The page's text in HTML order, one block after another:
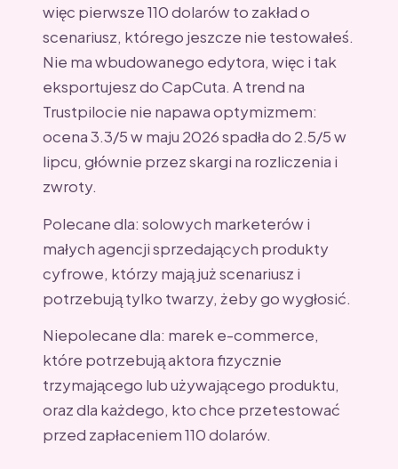
więc pierwsze 110 dolarów to zakład o
scenariusz, którego jeszcze nie testowałeś.
Nie ma wbudowanego edytora, więc i tak
eksportujesz do CapCuta. A trend na
Trustpilocie nie napawa optymizmem:
ocena 3.3/5 w maju 2026 spadła do 2.5/5 w
lipcu, głównie przez skargi na rozliczenia i
zwroty.
Polecane dla: solowych marketerów i
małych agencji sprzedających produkty
cyfrowe, którzy mają już scenariusz i
potrzebują tylko twarzy, żeby go wygłosić.
Niepolecane dla: marek e-commerce,
które potrzebują aktora fizycznie
trzymającego lub używającego produktu,
oraz dla każdego, kto chce przetestować
przed zapłaceniem 110 dolarów.